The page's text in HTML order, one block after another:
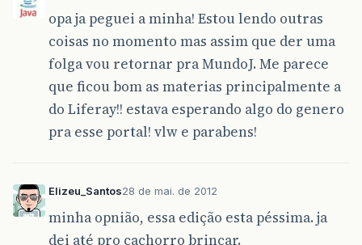
opa ja peguei a minha! Estou lendo outras
coisas no momento mas assim que der uma
folga vou retornar pra MundoJ. Me parece
que ficou bom as materias principalmente a
do Liferay!! estava esperando algo do genero
pra esse portal! vlw e parabens!
Elizeu_Santos28 de mai. de 2012
minha opnião, essa edição esta péssima. ja
dei até pro cachorro brincar.